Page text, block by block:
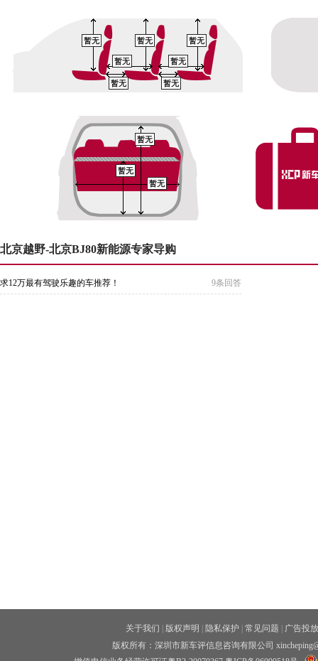
暂无 暂无 暂无
暂无
暂无 暂无
暂无
暂无
暂无
暂无
北京越野-北京BJ80新能源专家导购
9条回答
求12万最有驾驶乐趣的车推荐！
关于我们 版权声明 隐私保护 常见问题
广告投放
版权所有：深圳市新车评信息咨询有限公司